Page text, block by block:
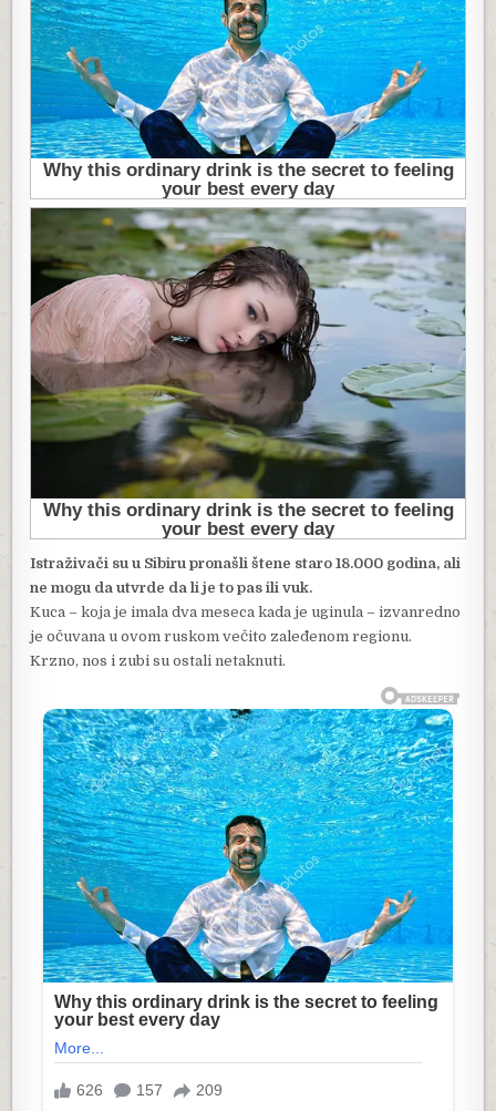
Istraživači su u Sibiru pronašli štene staro 18.000 godina, ali
ne mogu da utvrde da li je to pas ili vuk.
Kuca – koja je imala dva meseca kada je uginula – izvanredno
je očuvana u ovom ruskom večito zaleđenom regionu.
Krzno, nos i zubi su ostali netaknuti.